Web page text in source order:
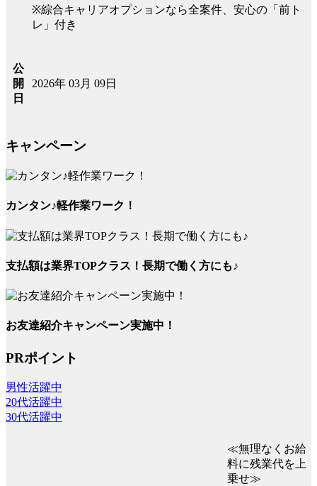
※綜合キャリアオプションなら全案件、安心の「前ト
レ」付き
公
開
日
2026年 03月 09日
キャンペーン
カンタン♪軽作業ワーク！
支払額は業界TOPクラス！長期で働く方にも♪
お友達紹介キャンペーン実施中！
PRポイント
男性活躍中
20代活躍中
30代活躍中
≪無理なくお給
料に残業代を上
乗せ≫